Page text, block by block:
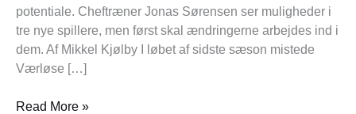
potentiale. Cheftræner Jonas Sørensen ser muligheder i
tre nye spillere, men først skal ændringerne arbejdes ind i
dem. Af Mikkel Kjølby I løbet af sidste sæson mistede
Værløse […]
Read More »